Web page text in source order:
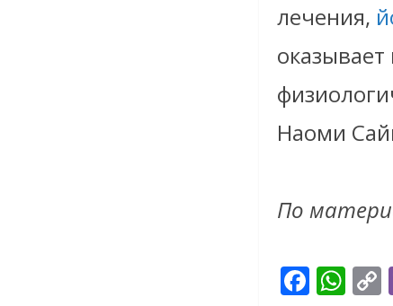
лечения,
Наоми
По
F W